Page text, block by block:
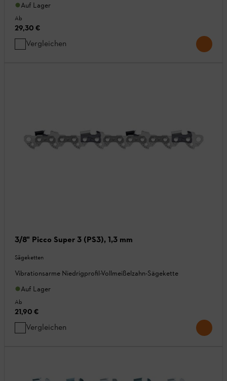
Auf Lager
Ab
29,30 €
Vergleichen
3/8" Picco Super 3 (PS3), 1,3 mm
Sägeketten
Vibrationsarme Niedrigprofil-Vollmeißelzahn-Sägekette
Auf Lager
Ab
21,90 €
Vergleichen